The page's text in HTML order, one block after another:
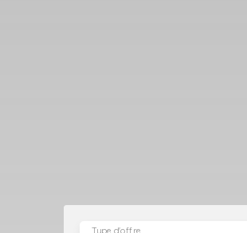
Type d'offre